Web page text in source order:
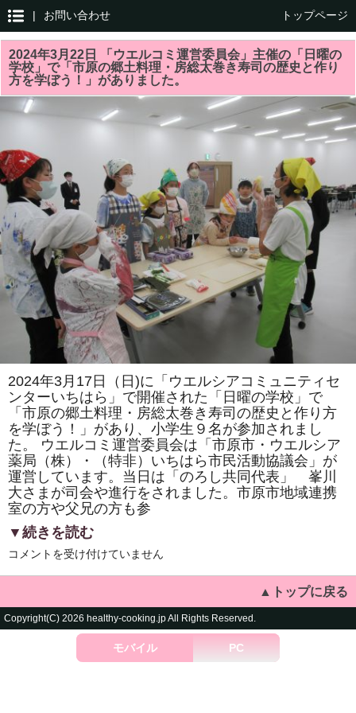
| お問い合わせ トップページ
2024年3月22日 「ウエルコミ運営委員会」主催の「日曜の
学校」で「市原の郷土料理・房総太巻き寿司の歴史と作り
方を学ぼう！」がありました。
2024年3月17日（日)に「ウエルシアコミュニティセ
ンターいちはら」で開催された「日曜の学校」で
「市原の郷土料理・房総太巻き寿司の歴史と作り方
を学ぼう！」があり、小学生９名が参加されまし
た。 ウエルコミ運営委員会は「市原市・ウエルシア
薬局（株）・（特非）いちはら市民活動協議会」が
運営しています。当日は「のろし共同代表」 峯川
大さまが司会や進行をされました。市原市地域連携
室の方や父兄の方も参
▼続きを読む
「ウ
ル
運
営
委
コメントを受け付けていません
▲トップに戻る
Copyright(C) 2026 healthy-cooking.jp All Rights Reserved.
モバイル PC